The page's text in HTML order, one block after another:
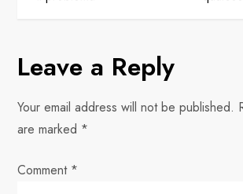
n
a
v
i
Leave a Reply
Your email address will not be published.
are marked *
Comment *